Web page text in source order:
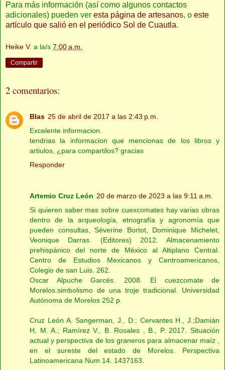
Para más información (así como algunos contactos
adicionales) pueden ver esta página de artesanos, o este
artículo que salió en el periódico Sol de Cuautla.
Heike V. a la/s 7:00 a.m.
Compartir
2 comentarios:
Blas 25 de abril de 2017 a las 2:43 p.m.
Excelente informacion.
tendrias la informacion que mencionas de los libros y
artiulos, ¿para compartilos? gracias
Responder
Artemio Cruz León 20 de marzo de 2023 a las 9:11 a.m.
Si quieren saber mas sobre cuexcomates hay varias obras
dentro de la arqueología, etnografía y agronomía que
pueden consultas, Séverine Bortot, Dominique Michelet,
Veonique Darras. (Editores) 2012. Almacenamiento
prehispánico del norte de México al Altiplano Central.
Centro de Estudios Mexicanos y Centroamericanos,
Colegio de san Luis. 262.
Oscar Alpuche Garcés. 2008. El cuezcomate de
Morelos.simbolismo de una troje tradicional. Universidad
Autónoma de Morelos 252 p.
Cruz León A. Sangerman, J., D.; Cervantes H., J.;Damián
H, M. A.; Ramírez V., B. Rosales , B., P. 2017. Situación
actual y perspectiva de los graneros para almacenar maíz ,
en el sureste del estado de Morelos. Perspectiva
Latinoamericana Num 14. 1437163.